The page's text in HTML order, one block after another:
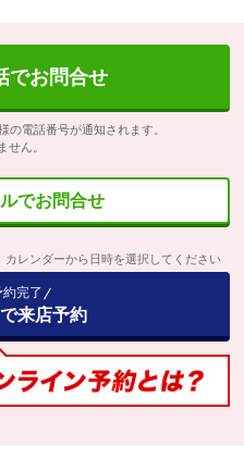
でお問合せ
の電話番号が通知されます。
せん。
でお問合せ
カレンダーから日時を選択してください
約完了
来店予約